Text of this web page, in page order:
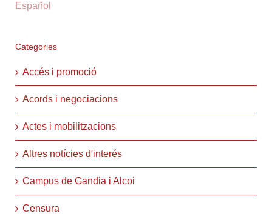
Español
Categories
Accés i promoció
Acords i negociacions
Actes i mobilitzacions
Altres notícies d'interés
Campus de Gandia i Alcoi
Censura